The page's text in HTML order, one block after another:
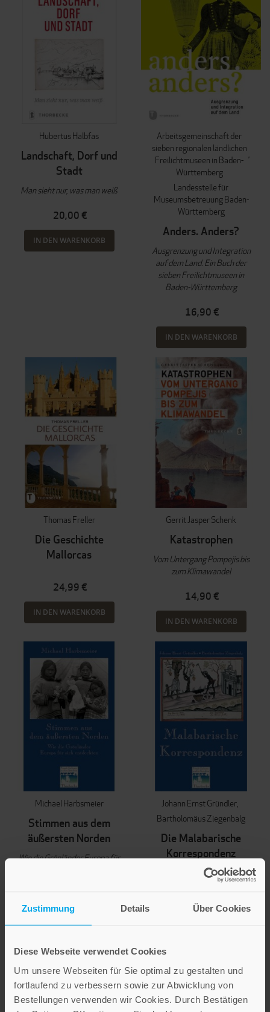
Zustimmung Details Über Cookies
Diese Webseite verwendet Cookies
Um unsere Webseiten für Sie optimal zu gestalten und
fortlaufend zu verbessern sowie zur Abwicklung von
Bestellungen verwenden wir Cookies. Durch Bestätigen
Hubertus Halbfas
Landschaft, Dorf und
Stadt
Man sieht nur, was man weiß
20,00 €
IN DEN WARENKORB
Arbeitsgemeinschaft der
sieben regionalen ländlichen
Freilichtmuseen in Baden-
Württemberg
Landesstelle für
Museumsbetreuung Baden-
Württemberg
Anders. Anders?
Ausgrenzung und Integration
auf dem Land. Ein Buch der
sieben Freilichtmuseen in
Baden-Württemberg
16,90 €
IN DEN WARENKORB
Thomas Freller
Die Geschichte
Mallorcas
24,99 €
IN DEN WARENKORB
Gerrit Jasper Schenk
Katastrophen
Vom Untergang Pompejis bis
zum Klimawandel
14,90 €
IN DEN WARENKORB
Michael Harbsmeier
Stimmen aus dem
äußersten Norden
Wie die Grönländer Europa für
24,00 €
Johann Ernst Gründler
Bartholomäus Ziegenbalg
Die Malabarische
Korrespondenz
Der Süden Indiens im 18.
Jahrhundert
24,00 €